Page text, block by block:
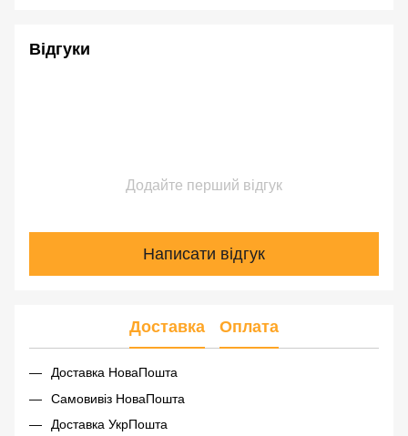
Відгуки
Додайте перший відгук
Написати відгук
Доставка Оплата
Доставка НоваПошта
Самовивіз НоваПошта
Доставка УкрПошта